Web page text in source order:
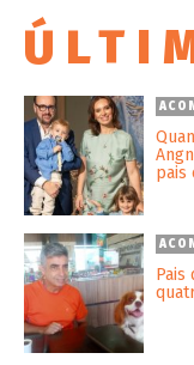
pais
Pais